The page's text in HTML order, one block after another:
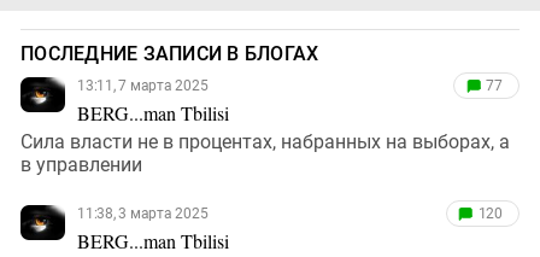
ПОСЛЕДНИЕ ЗАПИСИ В БЛОГАХ
13:11, 7 марта 2025
BERG...man Tbilisi
77
Сила власти не в процентах, набранных на выборах, а
в управлении
11:38, 3 марта 2025
BERG...man Tbilisi
120